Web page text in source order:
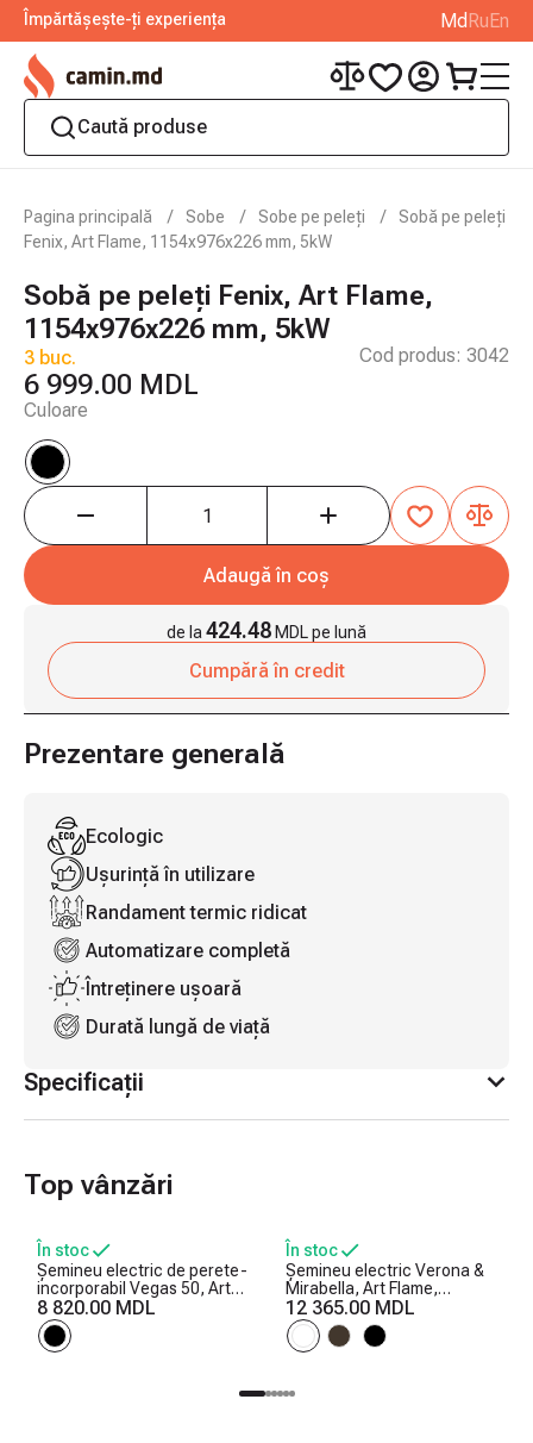
Împărtășește-ți experiența MdRuEn
Pagina principală Sobe Sobe pe peleți
Sobă pe peleți
Fenix, Art Flame, 1154x976x226 mm, 5kW
Sobă pe peleți Fenix, Art Flame,
1154x976x226 mm, 5kW
3 buc. Cod produs: 3042
6 999.00 MDL
Culoare
Adaugă în coș
de la 424.48 MDL pe lună
Cumpără în credit
Prezentare generală
Ecologic
Ușurință în utilizare
Randament termic ridicat
Automatizare completă
Întreținere ușoară
Durată lungă de viață
Specificații
Top vânzări
În stoc
Șemineu electric de perete-
incorporabil Vegas 50, Art
Flame, 457x1270x126 mm,
1500W, 10 culori ale
flăcărilor, Termostat,
8 820.00 MDL
În stoc
Șemineu electric Verona &
Mirabella, Art Flame,
1125x1200x310 mm,
1950W, Efect trosnet de
lemne, 5 niveluri ale
12 365.00 MDL